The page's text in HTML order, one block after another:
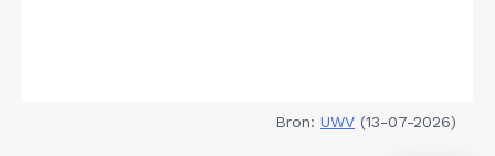
Bron: UWV (13-07-2026)